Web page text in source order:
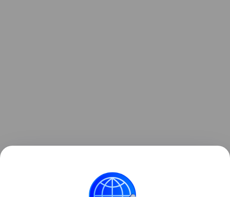
деятельности и внешнего благоустройства
проводит электронные аукционы по определению